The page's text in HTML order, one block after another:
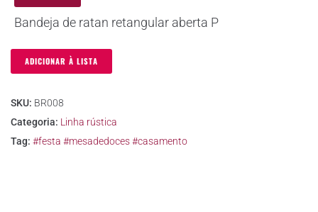
Bandeja de ratan retangular aberta P
ADICIONAR À LISTA
SKU: BR008
Categoria: Linha rústica
Tag: #festa #mesadedoces #casamento